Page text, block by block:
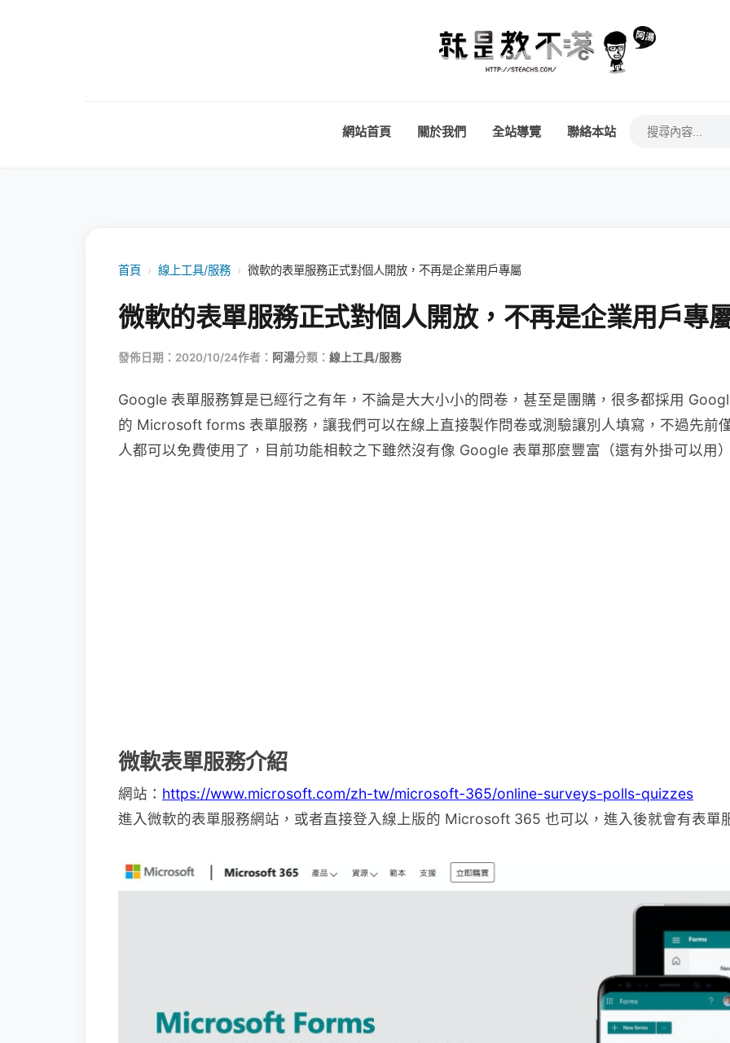
網站首頁 關於我們 全站導覽 聯絡本站
首頁 › 線上工具/服務 › 微軟的表單服務正式對個人開放，不再是企業用戶專屬
微軟的表單服務正式對個人開放，不再是企業用戶專
發佈日期：2020/10/24作者： 阿湯分類： 線上工具/服務
Google 表單服務算是已經行之有年，不論是大大小小的問卷，甚至是團購，很多都採用
的 Microsoft forms 表單服務，讓我們可以在線上直接製作問卷或測驗讓別人填寫，不過先前
人都可以免費使用了，目前功能相較之下雖然沒有像 Google 表單那麼豐富（還有外掛可以用
微軟表單服務介紹
網站： https://www.microsoft.com/zh-tw/microsoft-365/online-surveys-polls-quizzes
進入微軟的表單服務網站，或者直接登入線上版的 Microsoft 365 也可以，進入後就會有表單